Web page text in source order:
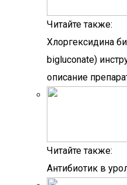
Читайте также:
Хлоргексидина
bigluconate)
описание
Читайте также:
Антибиотик в